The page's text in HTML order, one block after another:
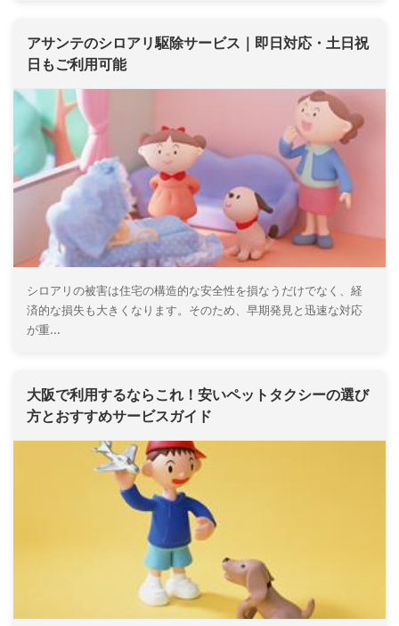
アサンテのシロアリ駆除サービス｜即日対応・土日祝
日もご利用可能
シロアリの被害は住宅の構造的な安全性を損なうだけでなく、経
済的な損失も大きくなります。そのため、早期発見と迅速な対応
が重...
大阪で利用するならこれ！安いペットタクシーの選び
方とおすすめサービスガイド